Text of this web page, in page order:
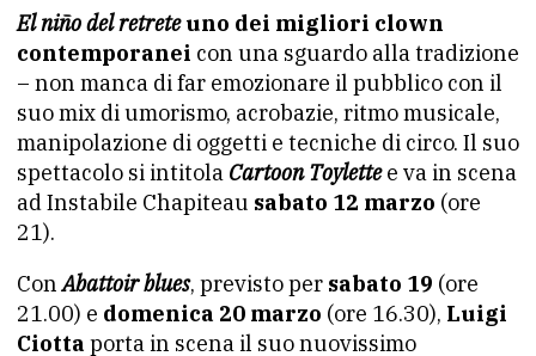
El niño del retrete uno dei migliori clown
contemporanei con una sguardo alla tradizione
– non manca di far emozionare il pubblico con il
suo mix di umorismo, acrobazie, ritmo musicale,
manipolazione di oggetti e tecniche di circo. Il suo
spettacolo si intitola Cartoon Toylette e va in scena
ad Instabile Chapiteau sabato 12 marzo (ore
21).
ConAbattoir blues, previsto per sabato 19 (ore
21.00) e domenica 20 marzo (ore 16.30), Luigi
Ciotta porta in scena il suo nuovissimo